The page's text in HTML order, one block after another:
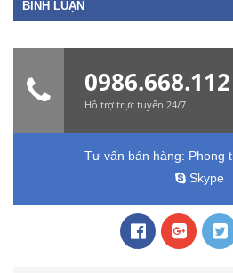
BÌNH LUẬN
0986.668.112
Hỗ trợ trực tuyến 24/7
Tư vấn bán hàng: Phong
Skype